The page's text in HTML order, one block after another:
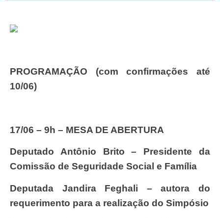
PROGRAMAÇÃO (com confirmações até
10/06)
17/06 – 9h – MESA DE ABERTURA
Deputado Antônio Brito – Presidente da
Comissão de Seguridade Social e Família
Deputada Jandira Feghali – autora do
requerimento para a realização do Simpósio